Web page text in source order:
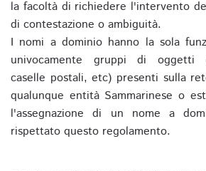
la facoltà di richiedere l'intervento
di contestazione o ambiguità.
I nomi a dominio hanno la sola
univocamente gruppi di oggetti
caselle postali, etc) presenti sulla
qualunque entità Sammarinese o
l'assegnazione di un nome a
rispettato questo regolamento.